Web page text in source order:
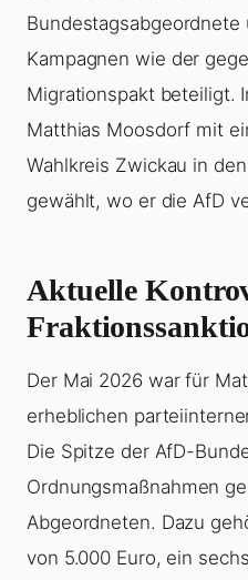
Kampagnen wie der
Migrationspakt beteiligt.
Matthias Moosdorf mit
Wahlkreis Zwickau in
gewählt, wo er die AfD
Aktuelle
Der Mai 2026 war für
erheblichen
Die Spitze der AfD-
Ordnungsmaßnahmen
Abgeordneten. Dazu
von 5.000 Euro, ein